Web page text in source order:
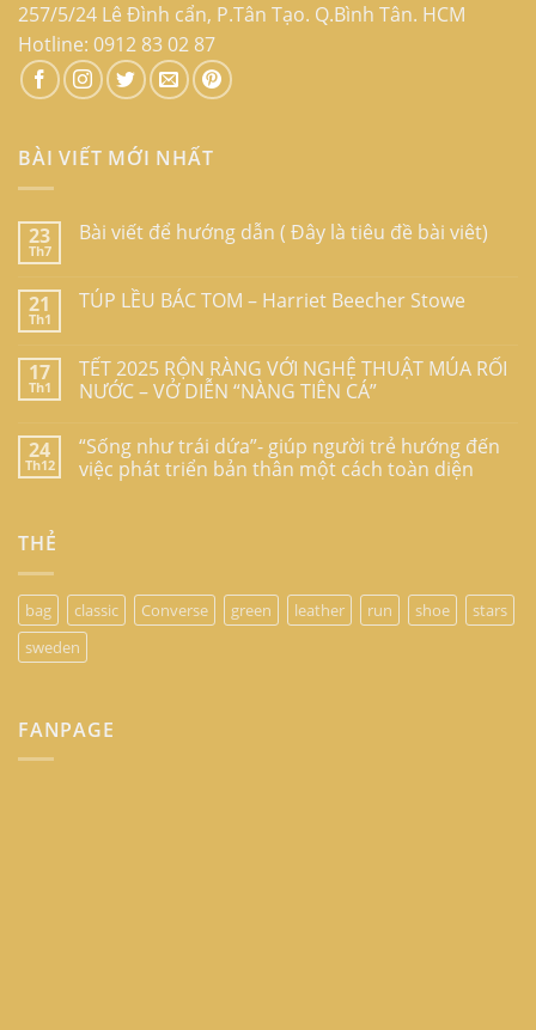
257/5/24 Lê Đình cẩn, P.Tân Tạo. Q.Bình Tân. HCM
Hotline: 0912 83 02 87
BÀI VIẾT MỚI NHẤT
23
Th7
Bài viết để hướng dẫn ( Đây là tiêu đề bài viêt)
21
Th1
TÚP LỀU BÁC TOM – Harriet Beecher Stowe
17
Th1
TẾT 2025 RỘN RÀNG VỚI NGHỆ THUẬT MÚA RỐI
NƯỚC – VỞ DIỄN “NÀNG TIÊN CÁ”
24
Th12
“Sống như trái dứa”- giúp người trẻ hướng đến
việc phát triển bản thân một cách toàn diện
THẺ
bag classic Converse green leather run shoe
stars
sweden
FANPAGE